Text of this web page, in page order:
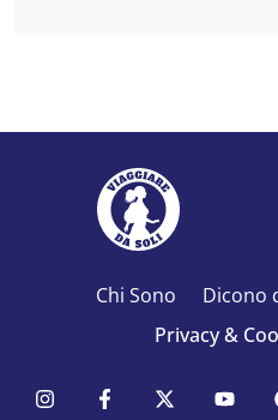
Chi Sono Dicono
Privacy &